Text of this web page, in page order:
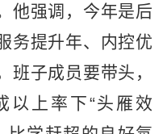
他强调，今年是后
务提升年、内控优
班子成员要带头，
以上率下“头雁效